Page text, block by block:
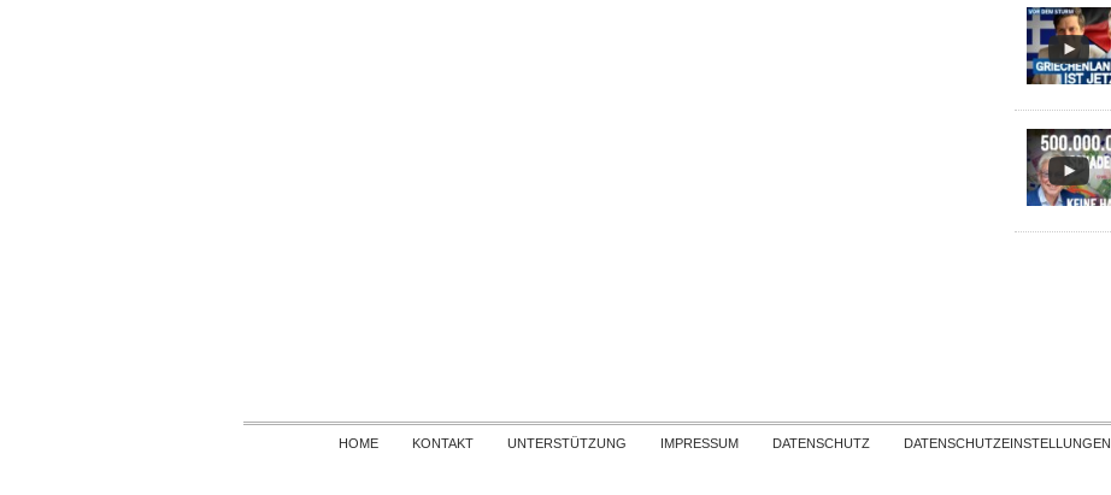
Skip to content
HOME KONTAKT UNTERSTÜTZUNG IMPRESSUM DATENSCHUTZ DATENSCHUTZEINSTELLUNGEN